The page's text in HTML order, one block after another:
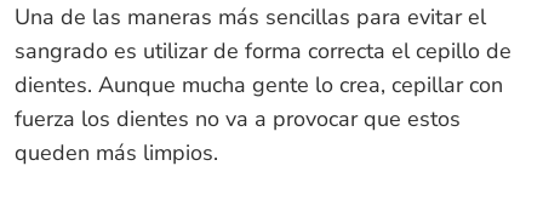
Una de las maneras más sencillas para evitar el
sangrado es utilizar de forma correcta el cepillo de
dientes. Aunque mucha gente lo crea, cepillar con
fuerza los dientes no va a provocar que estos
queden más limpios.